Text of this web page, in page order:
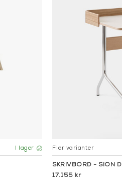
I lager Fler varianter
SKRIVBORD - SION
17.155 kr